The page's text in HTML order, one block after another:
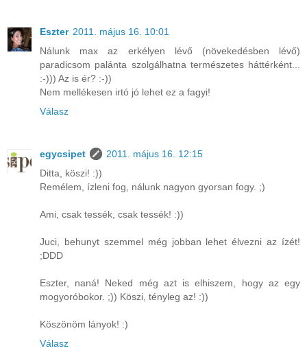
Eszter 2011. május 16. 10:01
Nálunk max az erkélyen lévő (növekedésben lévő)
paradicsom palánta szolgálhatna természetes háttérként...
:-))) Az is ér? :-))
Nem mellékesen irtó jó lehet ez a fagyi!
Válasz
egycsipet
2011. május 16. 12:15
Ditta, köszi! :))
Remélem, ízleni fog, nálunk nagyon gyorsan fogy. ;)
Ami, csak tessék, csak tessék! :))
Juci, behunyt szemmel még jobban lehet élvezni az ízét!
;DDD
Eszter, naná! Neked még azt is elhiszem, hogy az egy
mogyoróbokor. ;)) Köszi, tényleg az! :))
Köszönöm lányok! :)
Válasz